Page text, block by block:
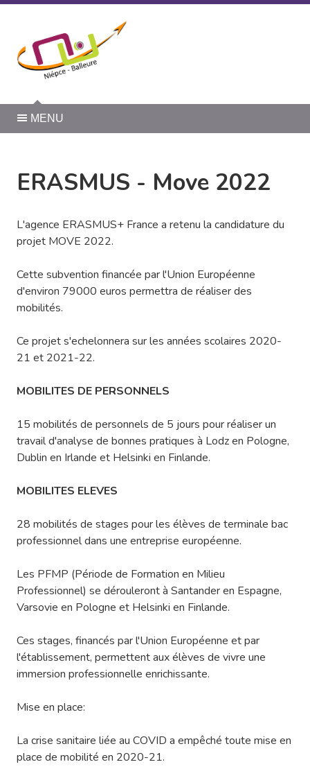
MENU
ERASMUS - Move 2022
L'agence ERASMUS+ France a retenu la candidature du
projet MOVE 2022.
Cette subvention financée par l'Union Européenne
d'environ 79000 euros permettra de réaliser des
mobilités.
Ce projet s'echelonnera sur les années scolaires 2020-
21 et 2021-22.
MOBILITES DE PERSONNELS
15 mobilités de personnels de 5 jours pour réaliser un
travail d'analyse de bonnes pratiques à Lodz en Pologne,
Dublin en Irlande et Helsinki en Finlande.
MOBILITES ELEVES
28 mobilités de stages pour les élèves de terminale bac
professionnel dans une entreprise européenne.
Les PFMP (Période de Formation en Milieu
Professionnel) se dérouleront à Santander en Espagne,
Varsovie en Pologne et Helsinki en Finlande.
Ces stages, financés par l'Union Européenne et par
l'établissement, permettent aux élèves de vivre une
immersion professionnelle enrichissante.
Mise en place:
La crise sanitaire liée au COVID a empêché toute mise en
place de mobilité en 2020-21.
Panneau de gestion des cookies